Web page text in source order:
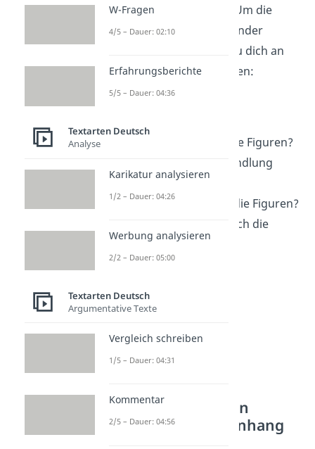
Szenenverlauf wieder. Um die
Sinnabschnitte voneinander
abzugrenzen, kannst du dich an
den W-Fragen orientieren:
befinden sich die Figuren?
findet die Handlung
statt?
Wieverhalten sich die Figuren?
verhalten sich die
Figuren so?
Einordnung in den
Gesamtzusammenhang
W-Fragen
4/5 – Dauer: 02:10
Erfahrungsberichte
5/5 – Dauer: 04:36
Textarten Deutsch
Analyse
Karikatur analysieren
1/2 – Dauer: 04:26
Werbung analysieren
2/2 – Dauer: 05:00
Textarten Deutsch
Argumentative Texte
Vergleich schreiben
1/5 – Dauer: 04:31
Kommentar
2/5 – Dauer: 04:56